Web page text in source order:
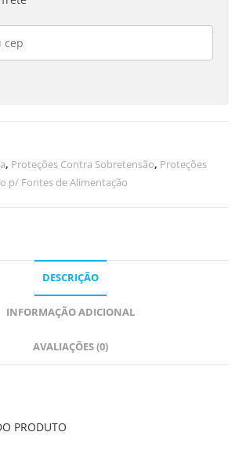
, Proteções Contra Sobretensão, Proteções
p/ Fontes de Alimentação
DESCRIÇÃO
INFORMAÇÃO ADICIONAL
AVALIAÇÕES (0)
PRODUTO